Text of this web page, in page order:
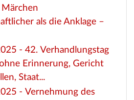
als die Anklage –
- 42. Verhandlungstag
Erinnerung, Gericht
Staat...
- Vernehmung des